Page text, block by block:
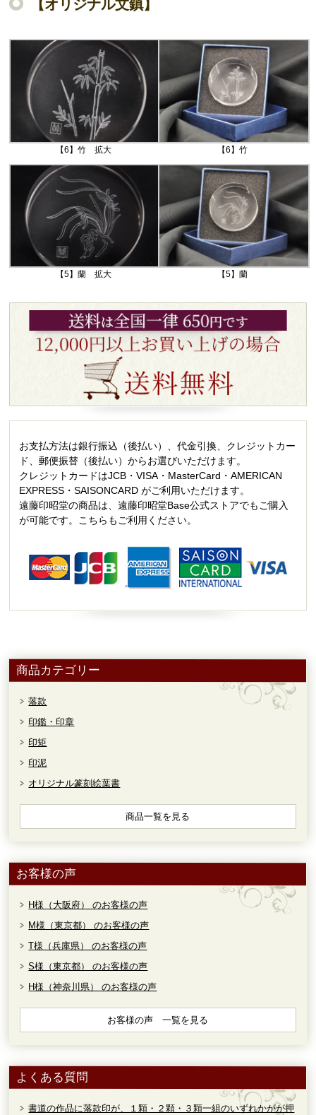
【オリジナル文鎮】
【6】竹 拡大 【6】竹
【5】蘭 拡大 【5】蘭
お支払方法は銀行振込（後払い）、代金引換、クレジットカー
ド、郵便振替（後払い）からお選びいただけます。
クレジットカードはJCB・VISA・MasterCard・AMERICAN
EXPRESS・SAISONCARD がご利用いただけます。
遠藤印昭堂の商品は、遠藤印昭堂Base公式ストアでもご購入
が可能です。こちらもご利用ください。
商品カテゴリー
落款
印鑑・印章
印矩
印泥
オリジナル篆刻絵葉書
商品一覧を見る
お客様の声
H様（大阪府） のお客様の声
M様（東京都） のお客様の声
T様（兵庫県） のお客様の声
S様（東京都） のお客様の声
H様（神奈川県） のお客様の声
お客様の声 一覧を見る
よくある質問
書道の作品に落款印が、１顆・２顆・３顆一組のいずれかがが押